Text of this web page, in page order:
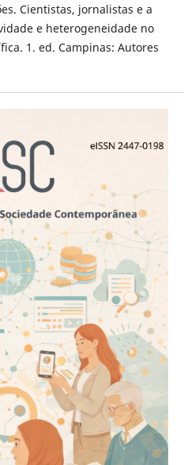
Cientistas, jornalistas e a
e heterogeneidade no
1. ed. Campinas: Autores